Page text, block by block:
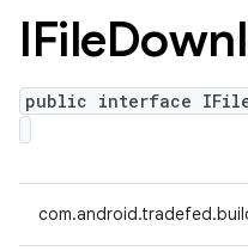
IFile
public interface